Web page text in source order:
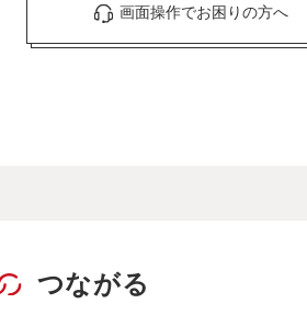
画面操作でお困りの方へ
つながる